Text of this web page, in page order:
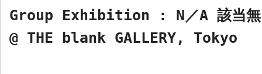
Group Exhibition : N／A 該当無
@ THE blank GALLERY, Tokyo